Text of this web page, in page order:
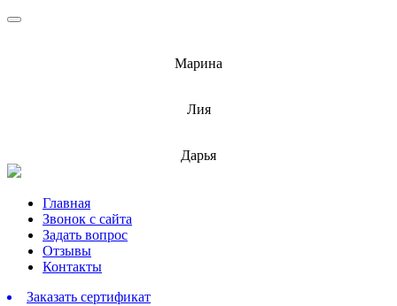
Марина
Лия
Дарья
Перейти
содержимому
Главная
Звонок с сайта
Задать вопрос
Отзывы
Контакты
Заказать сертификат